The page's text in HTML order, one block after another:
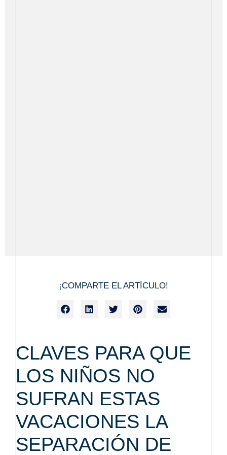
¡COMPARTE EL ARTÍCULO!
CLAVES PARA QUE
LOS NIÑOS NO
SUFRAN ESTAS
VACACIONES LA
SEPARACIÓN DE